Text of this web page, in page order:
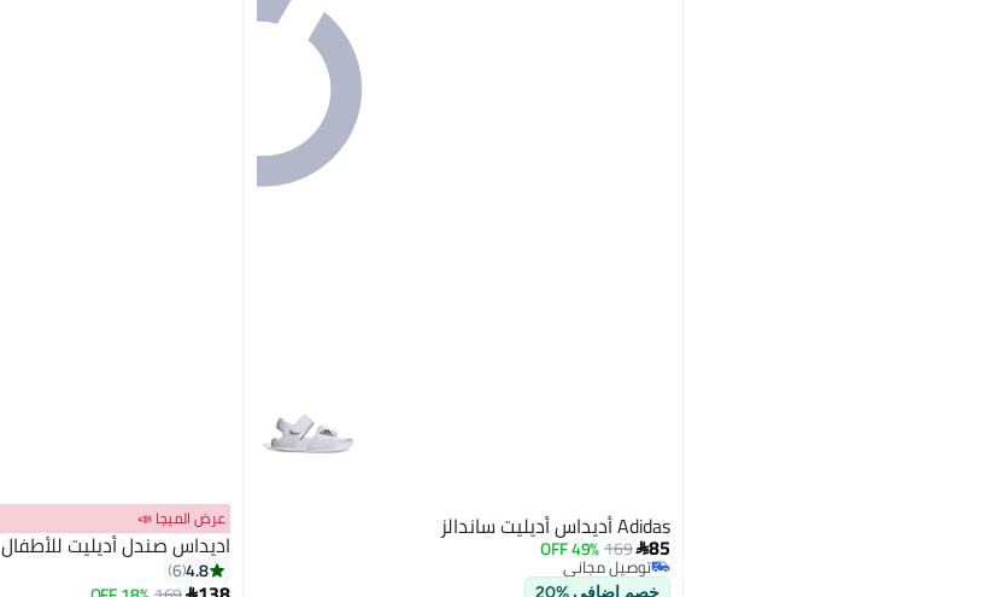
Adidas أديداس أديليت ساندالز
85
169
49% OFF
توصيل مجاني
توصيل مجاني
عرض الميجا 📣
اديداس صندل أديليت للأطفال
4.8
6